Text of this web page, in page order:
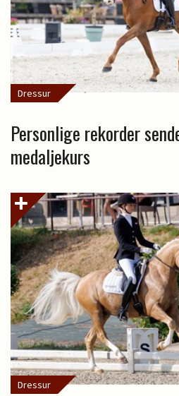
Dressur
Personlige rekorder
medaljekurs
Dressur